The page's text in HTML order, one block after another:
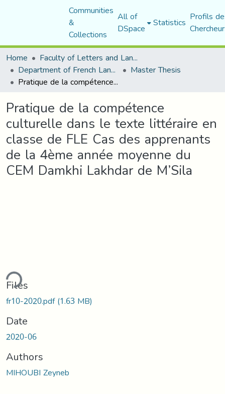
Communities
&
Collections
All of
DSpace Statistics Profils
Home
Faculty of Letters and Languages
Department of French Language and Literature Master Thesis
Pratique de la compétence culturelle dans le texte littéraire en classe de FLE Cas des apprenants de la 4ème année moyenne du CEM Damkhi Lakhdar de M’Sila
Pratique de la compétence
culturelle dans le texte littéraire en
classe de FLE Cas des apprenants
de la 4ème année moyenne du
CEM Damkhi Lakhdar de M’Sila
Files
fr10-2020.pdf(1.63 MB)
Date
2020-06
Authors
MIHOUBI Zeyneb